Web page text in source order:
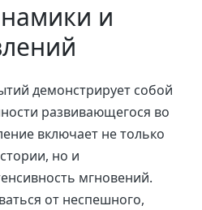
и
демонстрирует собой
развивающегося во
включает не только
но и
мгновений.
от неспешного,